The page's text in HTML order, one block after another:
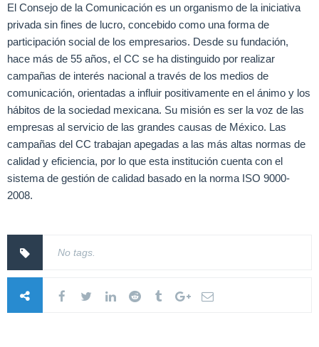
El Consejo de la Comunicación es un organismo de la iniciativa
privada sin fines de lucro, concebido como una forma de
participación social de los empresarios. Desde su fundación,
hace más de 55 años, el CC se ha distinguido por realizar
campañas de interés nacional a través de los medios de
comunicación, orientadas a influir positivamente en el ánimo y los
hábitos de la sociedad mexicana. Su misión es ser la voz de las
empresas al servicio de las grandes causas de México. Las
campañas del CC trabajan apegadas a las más altas normas de
calidad y eficiencia, por lo que esta institución cuenta con el
sistema de gestión de calidad basado en la norma ISO 9000-
2008.
No tags.